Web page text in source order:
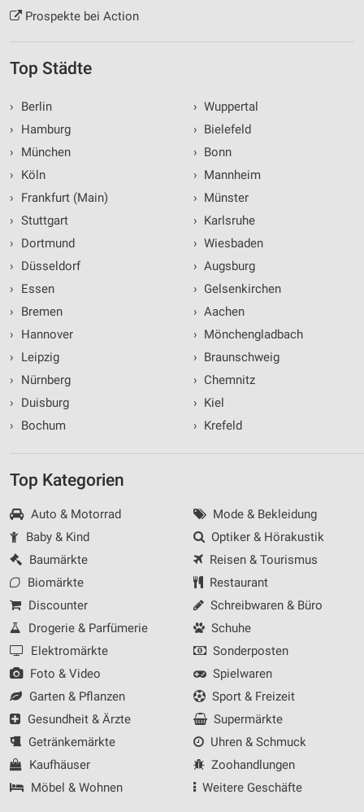
Prospekte bei Action
Top Städte
›
Berlin
›
Hamburg
›
München
›
Köln
›
Frankfurt (Main)
› Stuttgart
›
Dortmund
›
Düsseldorf
›
Essen
›
Bremen
›
Hannover
›
Leipzig
›
Nürnberg
›
Duisburg
›
Bochum
› Wuppertal
› Bielefeld
› Bonn
› Mannheim
› Münster
› Karlsruhe
› Wiesbaden
› Augsburg
› Gelsenkirchen
› Aachen
› Mönchengladbach
› Braunschweig
› Chemnitz
› Kiel
› Krefeld
Top Kategorien
Auto & Motorrad
Baby & Kind
Baumärkte
Biomärkte
Discounter
Drogerie & Parfümerie
Elektromärkte
Foto & Video
Garten & Pflanzen
Gesundheit & Ärzte
Getränkemärkte
Kaufhäuser
Möbel & Wohnen
Mode & Bekleidung
Optiker & Hörakustik
Reisen & Tourismus
Restaurant
Schreibwaren & Büro
Schuhe
Sonderposten
Spielwaren
Sport & Freizeit
Supermärkte
Uhren & Schmuck
Zoohandlungen
Weitere Geschäfte